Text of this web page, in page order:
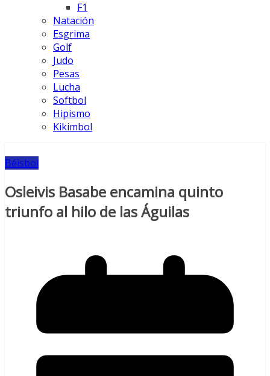
F1
Natación
Esgrima
Golf
Judo
Pesas
Lucha
Softbol
Hipismo
Kikimbol
Béisbol
Osleivis Basabe encamina quinto
triunfo al hilo de las Águilas